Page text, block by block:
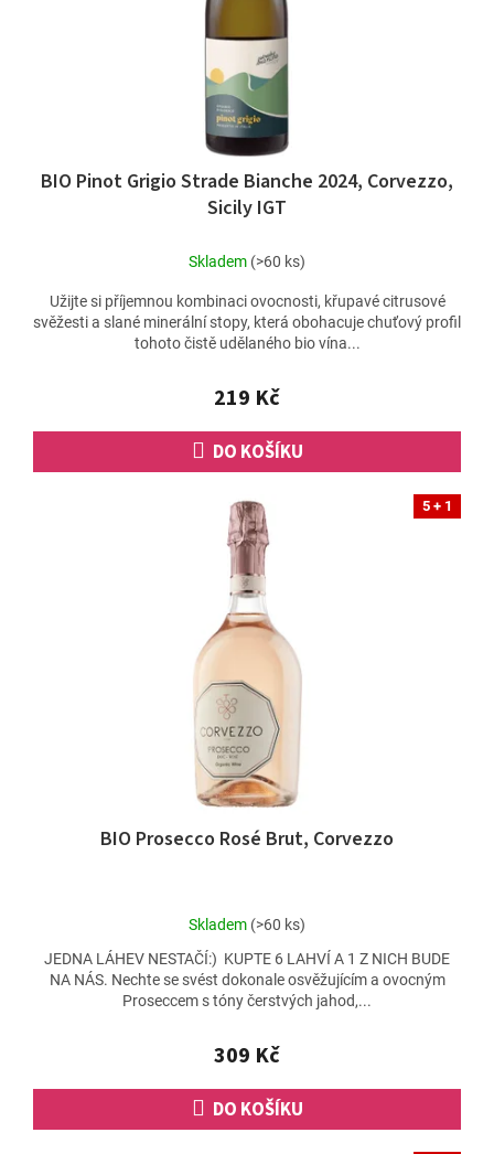
BIO Pinot Grigio Strade Bianche 2024, Corvezzo,
Sicily IGT
Skladem (>60 ks)
219 Kč
DO KOŠÍKU
Užijte si příjemnou kombinaci ovocnosti, křupavé citrusové
svěžesti a slané minerální stopy, která obohacuje chuťový profil
tohoto čistě udělaného bio vína...
5 + 1
BIO Prosecco Rosé Brut, Corvezzo
Průměrné
produktu
je
5,0
5
hvězdiček.
Skladem (>60 ks)
309 Kč
DO KOŠÍKU
JEDNA LÁHEV NESTAČÍ:) KUPTE 6 LAHVÍ A 1 Z NICH BUDE
NA NÁS. Nechte se svést dokonale osvěžujícím a ovocným
Proseccem s tóny čerstvých jahod,...